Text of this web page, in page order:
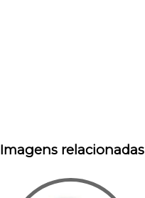
Imagens relacionadas